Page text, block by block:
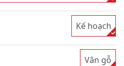
Kế hoạch
Vân gỗ